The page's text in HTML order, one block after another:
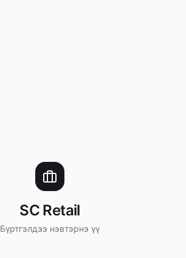
SC Retail
Бүртгэлдээ нэвтэрнэ үү